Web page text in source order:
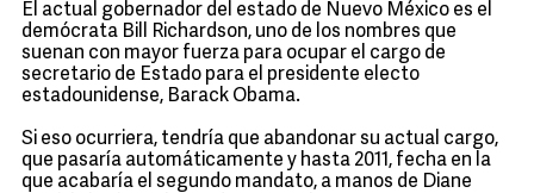
El actual gobernador del estado de Nuevo México es el
demócrata Bill Richardson, uno de los nombres que
suenan con mayor fuerza para ocupar el cargo de
secretario de Estado para el presidente electo
estadounidense, Barack Obama.
Si eso ocurriera, tendría que abandonar su actual cargo,
que pasaría automáticamente y hasta 2011, fecha en la
que acabaría el segundo mandato, a manos de Diane